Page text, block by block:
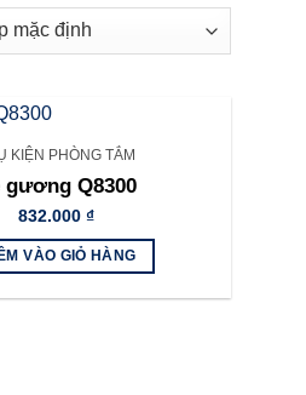
KIỆN PHÒNG TẮM
gương Q8300
832.000 ₫
VÀO GIỎ HÀNG